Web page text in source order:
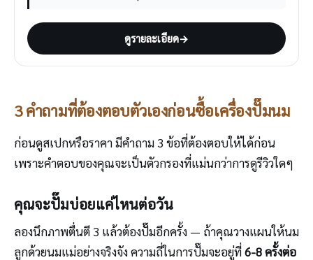
ดูรายละเอียด→
3 คำถามที่ต้องตอบตัวเองก่อนซื้อเครื่องปั๊มนม
ก่อนดูสเปกหรือราคา มีคำถาม 3 ข้อที่ต้องตอบให้ได้ก่อน
เพราะคำตอบของคุณจะเป็นตัวกรองที่แม่นกว่าการดูรีวิวใดๆ
คุณจะปั๊มบ่อยแค่ไหนต่อวัน
ลองนึกภาพตื่นตี 3 แล้วต้องปั๊มอีกครั้ง — ถ้าคุณวางแผนให้นม
ลูกด้วยนมแม่อย่างจริงจัง ความถี่ในการปั๊มจะอยู่ที่6-8 ครั้งต่อ